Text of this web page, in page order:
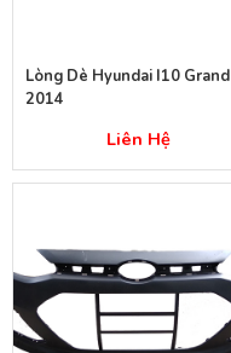
Lòng Dè Hyundai I10 Grand
2014
Liên Hệ